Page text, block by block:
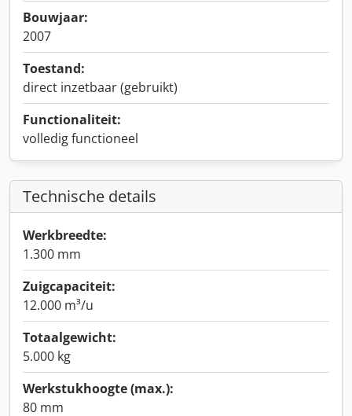
Bouwjaar:
2007
Toestand:
direct inzetbaar (gebruikt)
Functionaliteit:
volledig functioneel
Technische details
Werkbreedte:
1.300 mm
Zuigcapaciteit:
12.000 m³/u
Totaalgewicht:
5.000 kg
Werkstukhoogte (max.):
80 mm